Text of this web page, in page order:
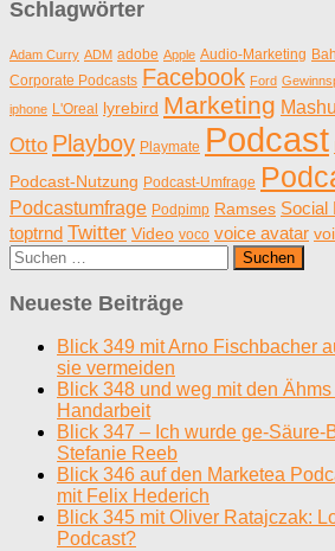
Schlagwörter
Adam Curry ADM adobe Apple Audio-Marketing
Corporate Podcasts Facebook Ford
iphone L'Oreal lyrebird Marketing
Otto Playboy Playmate Podcast
Podcast-Nutzung Podcast-Umfrage
Podcastumfrage Podpimp Ramses Social
toptrnd Twitter Video voco voice avatar
Suchen
nach:
Neueste Beiträge
Blick 349 mit Arno Fischbacher
sie vermeiden
Blick 348 und weg mit den
Handarbeit
Blick 347 – Ich wurde ge-Säure-
Stefanie Reeb
Blick 346 auf den Marketea
mit Felix Hederich
Blick 345 mit Oliver Ratajczak:
Podcast?